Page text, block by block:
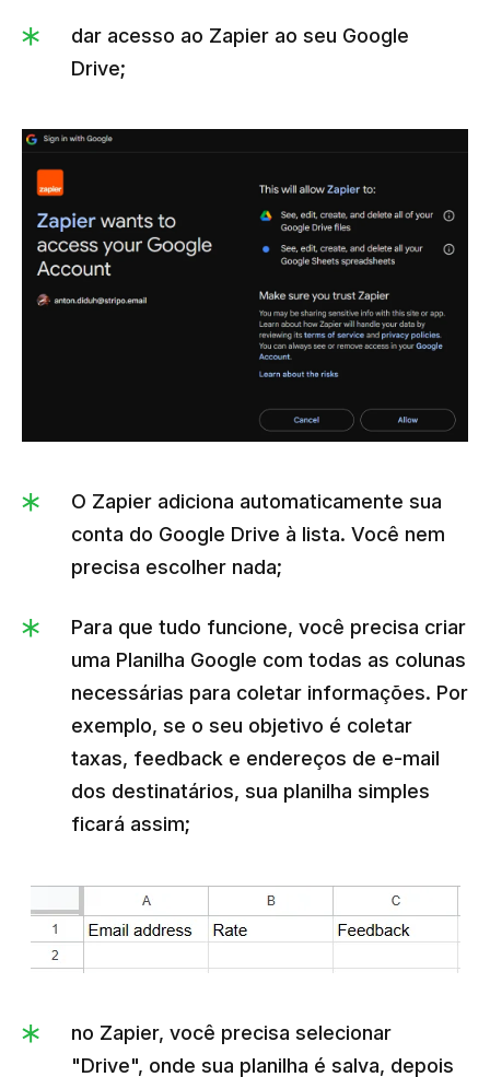
dar acesso ao Zapier ao seu Google
Drive;
O Zapier adiciona automaticamente sua
conta do Google Drive à lista. Você nem
precisa escolher nada;
Para que tudo funcione, você precisa criar
uma Planilha Google com todas as colunas
necessárias para coletar informações. Por
exemplo, se o seu objetivo é coletar
taxas, feedback e endereços de e-mail
dos destinatários, sua planilha simples
ficará assim;
no Zapier, você precisa selecionar
"Drive", onde sua planilha é salva, depois